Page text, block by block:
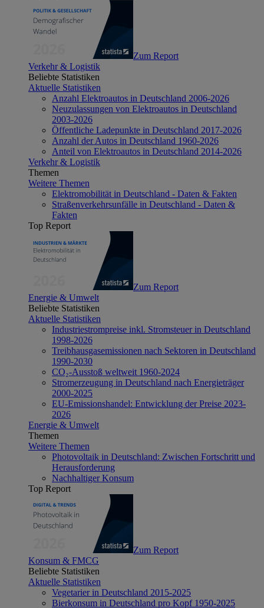
Zum Report
Verkehr & Logistik
Beliebte Statistiken
Aktuelle Statistiken
Anzahl Elektroautos in Deutschland 2006-2026
Neuzulassungen von Elektroautos in Deutschland
2003-2026
Öffentliche Ladepunkte in Deutschland 2017-2026
Anzahl der Autos in Deutschland 1960-2026
Anteil von Elektroautos in Deutschland 2014-2026
Verkehr & Logistik
Themen
Weitere Themen
Elektromobilität in Deutschland - Daten & Fakten
Straßenverkehrsunfälle in Deutschland - Daten &
Fakten
Top Report
Zum Report
Energie & Umwelt
Beliebte Statistiken
Aktuelle Statistiken
Industriestrompreise inkl. Stromsteuer in Deutschland
1998-2026
Treibhausgasemissionen nach Sektoren in Deutschland
1990-2030
CO₂-Ausstoß weltweit 1960-2024
Stromerzeugung in Deutschland nach Energieträger
2000-2025
EU-Emissionshandel: Entwicklung der Preise 2023-
2026
Energie & Umwelt
Themen
Weitere Themen
Photovoltaik in Deutschland: Zwischen Fortschritt und
Herausforderung
Nachhaltiger Konsum
Top Report
Zum Report
Konsum & FMCG
Beliebte Statistiken
Aktuelle Statistiken
Vegetarier in Deutschland 2015-2025
Bierkonsum in Deutschland pro Kopf 1950-2025